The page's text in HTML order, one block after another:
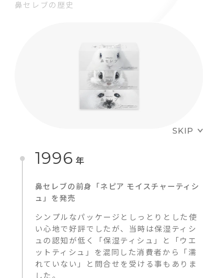
鼻セレブの歴史
SKIP
1996 年
鼻セレブの前身「ネピア モイスチャーティシ
ュ」を発売
シンプルなパッケージとしっとりとした使
い心地で好評でしたが、当時は保湿ティシ
ュの認知が低く「保湿ティシュ」と「ウエ
ットティシュ」を混同した消費者から「濡
れていない」と問合せを受ける事もありま
した。